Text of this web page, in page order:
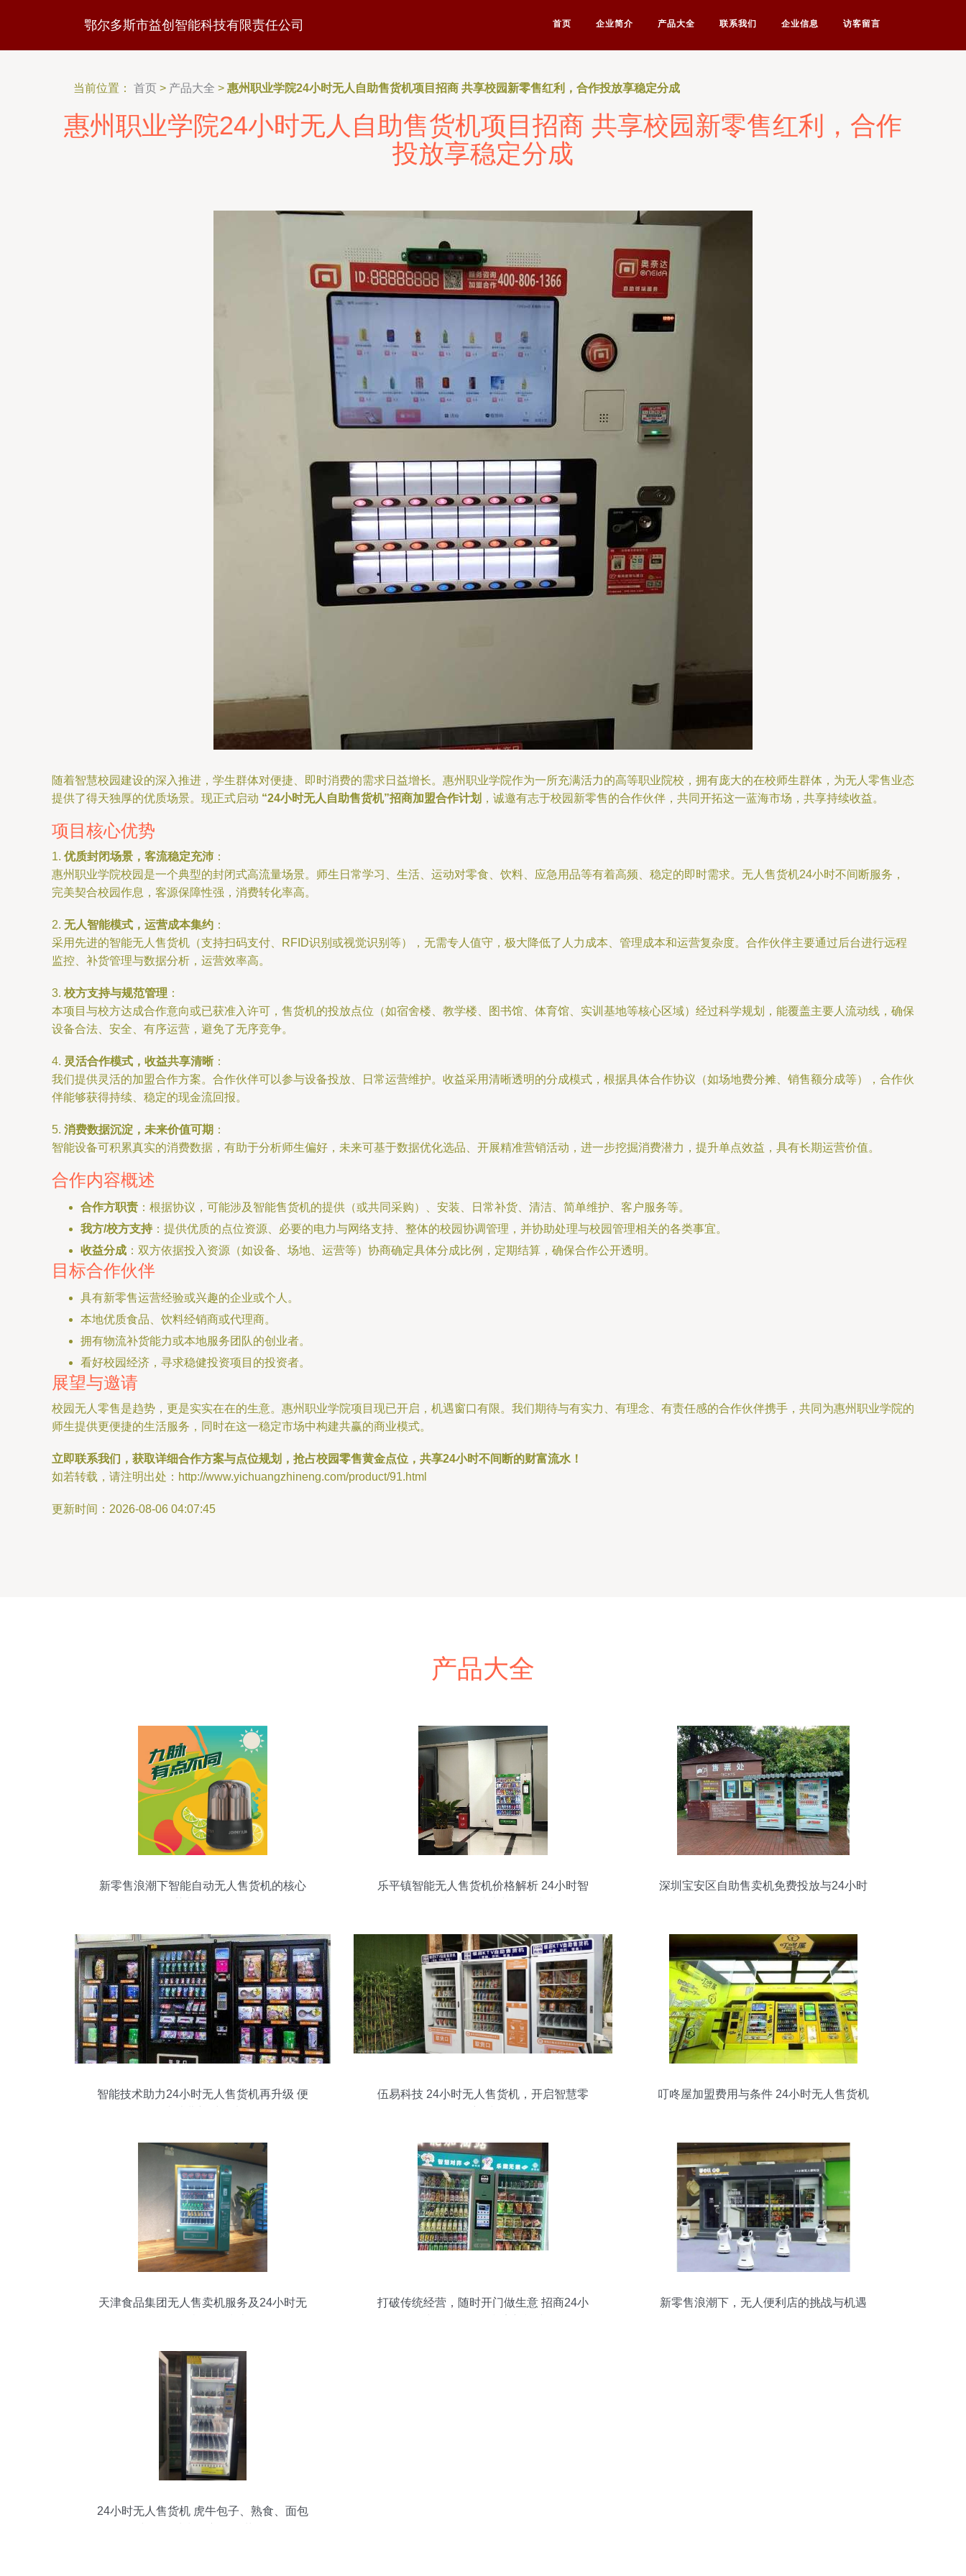
鄂尔多斯市益创智能科技有限责任公司 首页 企业简介 产品大全 联系我们 企业信息 访客留言
当前位置： 首页 > 产品大全 > 惠州职业学院24小时无人自助售货机项目招商 共享校园新零售红利，合作投放享稳定分成
惠州职业学院24小时无人自助售货机项目招商 共享校园新零售红利，合作
投放享稳定分成
随着智慧校园建设的深入推进，学生群体对便捷、即时消费的需求日益增长。惠州职业学院作为一所充满活力的高等职业院校，拥有庞大的在校师生群体，为无人零售业态
提供了得天独厚的优质场景。现正式启动 “24小时无人自助售货机”招商加盟合作计划 ，诚邀有志于校园新零售的合作伙伴，共同开拓这一蓝海市场，共享持续收益。
项目核心优势
1. 优质封闭场景，客流稳定充沛：
惠州职业学院校园是一个典型的封闭式高流量场景。师生日常学习、生活、运动对零食、饮料、应急用品等有着高频、稳定的即时需求。无人售货机24小时不间断服务，
完美契合校园作息，客源保障性强，消费转化率高。
2. 无人智能模式，运营成本集约 ：
采用先进的智能无人售货机（支持扫码支付、RFID识别或视觉识别等），无需专人值守，极大降低了人力成本、管理成本和运营复杂度。合作伙伴主要通过后台进行远程
监控、补货管理与数据分析，运营效率高。
3. 校方支持与规范管理 ：
本项目与校方达成合作意向或已获准入许可，售货机的投放点位（如宿舍楼、教学楼、图书馆、体育馆、实训基地等核心区域）经过科学规划，能覆盖主要人流动线，确保
设备合法、安全、有序运营，避免了无序竞争。
4. 灵活合作模式，收益共享清晰：
我们提供灵活的加盟合作方案。合作伙伴可以参与设备投放、日常运营维护。收益采用清晰透明的分成模式，根据具体合作协议（如场地费分摊、销售额分成等），合作伙
伴能够获得持续、稳定的现金流回报。
5. 消费数据沉淀，未来价值可期 ：
智能设备可积累真实的消费数据，有助于分析师生偏好，未来可基于数据优化选品、开展精准营销活动，进一步挖掘消费潜力，提升单点效益，具有长期运营价值。
合作内容概述
合作方职责 ：根据协议，可能涉及智能售货机的提供（或共同采购）、安装、日常补货、清洁、简单维护、客户服务等。
我方/校方支持：提供优质的点位资源、必要的电力与网络支持、整体的校园协调管理，并协助处理与校园管理相关的各类事宜。
收益分成 ：双方依据投入资源（如设备、场地、运营等）协商确定具体分成比例，定期结算，确保合作公开透明。
目标合作伙伴
具有新零售运营经验或兴趣的企业或个人。
本地优质食品、饮料经销商或代理商。
拥有物流补货能力或本地服务团队的创业者。
看好校园经济，寻求稳健投资项目的投资者。
展望与邀请
校园无人零售是趋势，更是实实在在的生意。惠州职业学院项目现已开启，机遇窗口有限。我们期待与有实力、有理念、有责任感的合作伙伴携手，共同为惠州职业学院的
师生提供更便捷的生活服务，同时在这一稳定市场中构建共赢的商业模式。
立即联系我们，获取详细合作方案与点位规划，抢占校园零售黄金点位，共享24小时不间断的财富流水！
如若转载，请注明出处：http://www.yichuangzhineng.com/product/91.html
更新时间：2026-08-06 04:07:45
产品大全
新零售浪潮下智能自动无人售货机的核心
乐平镇智能无人售货机价格解析 24小时智
深圳宝安区自助售卖机免费投放与24小时
智能技术助力24小时无人售货机再升级 便
伍易科技 24小时无人售货机，开启智慧零
叮咚屋加盟费用与条件 24小时无人售货机
天津食品集团无人售卖机服务及24小时无
打破传统经营，随时开门做生意 招商24小
新零售浪潮下，无人便利店的挑战与机遇
24小时无人售货机 虎牛包子、熟食、面包